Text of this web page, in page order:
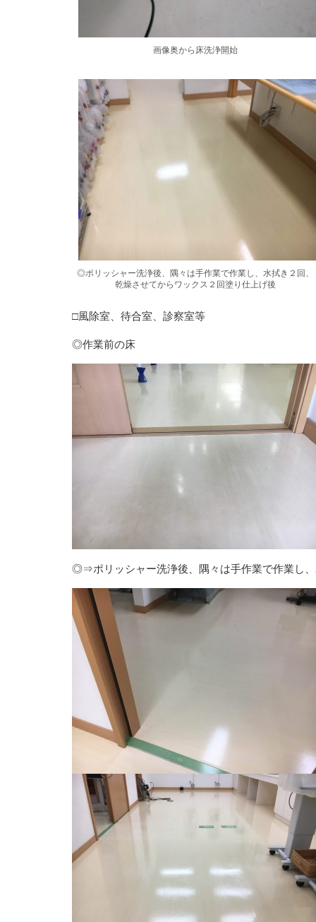
画像奥から床洗浄開始
◎ポリッシャー洗浄後、隅々は手作業で作業し、水拭き２回、
乾燥させてからワックス２回塗り仕上げ後
□風除室、待合室、診察室等
◎作業前の床
◎⇒ポリッシャー洗浄後、隅々は手作業で作業し